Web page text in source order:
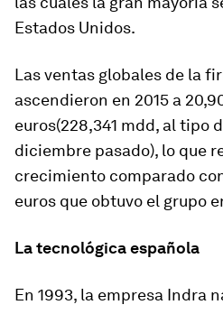
Estados Unidos.
Las ventas globales de la
ascendieron en 2015 a
euros(228,341 mdd, al tipo
diciembre pasado), lo que
crecimiento comparado
euros que obtuvo el grupo
La tecnológica española
En 1993, la empresa Indra